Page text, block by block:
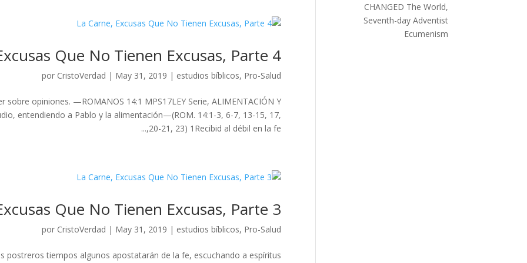
Que No Tienen Excusas, Parte 4
por CristoVerdad | May 31, 2019 | estudios bíblicos, Pro-Salud
opiniones. —ROMANOS 14:1 MPS17LEY Serie, ALIMENTACIÓN Y
entendiendo a Pablo y la alimentación—(ROM. 14:1-3, 6-7, 13-15, 17,
20-21, 23) 1Recibid al débil en la fe,...
Que No Tienen Excusas, Parte 3
por CristoVerdad | May 31, 2019 | estudios bíblicos, Pro-Salud
postreros tiempos algunos apostatarán de la fe, escuchando a espíritus
CHANGED The World,
Seventh-day Adventist
Ecumenism